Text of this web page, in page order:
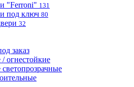
"Ferroni" 131
под ключ 80
32
заказ
огнестойкие